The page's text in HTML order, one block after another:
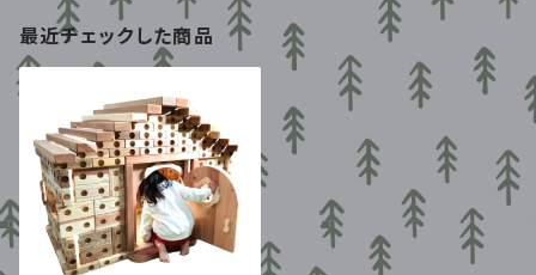
最近チェックした商品